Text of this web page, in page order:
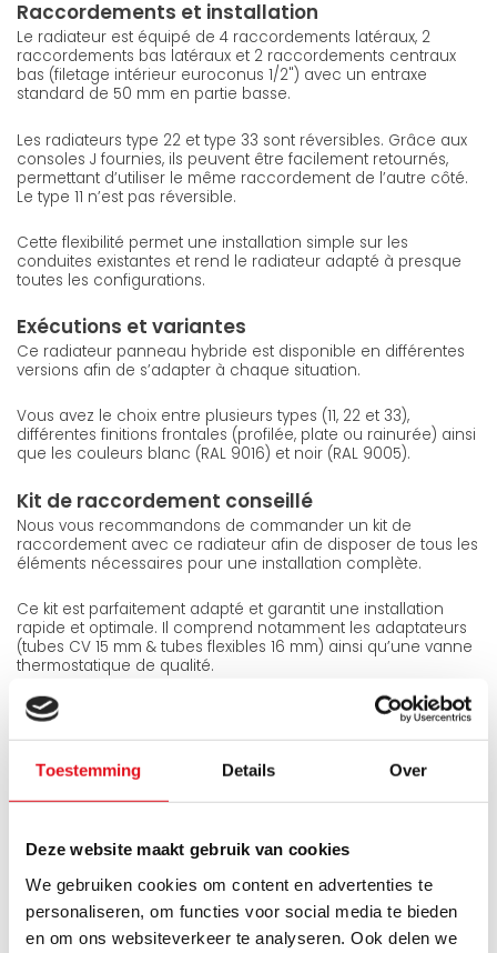
Toestemming Details Over
Deze website maakt gebruik van cookies
We gebruiken cookies om content en advertenties te
personaliseren, om functies voor social media te bieden
en om ons websiteverkeer te analyseren. Ook delen we
Raccordements et installation
Le radiateur est équipé de 4 raccordements latéraux, 2
raccordements bas latéraux et 2 raccordements centraux
bas (filetage intérieur euroconus 1/2") avec un entraxe
standard de 50 mm en partie basse.
Les radiateurs type 22 et type 33 sont réversibles. Grâce aux
consoles J fournies, ils peuvent être facilement retournés,
permettant d’utiliser le même raccordement de l’autre côté.
Le type 11 n’est pas réversible.
Cette flexibilité permet une installation simple sur les
conduites existantes et rend le radiateur adapté à presque
toutes les configurations.
Exécutions et variantes
Ce radiateur panneau hybride est disponible en différentes
versions afin de s’adapter à chaque situation.
Vous avez le choix entre plusieurs types (11, 22 et 33),
différentes finitions frontales (profilée, plate ou rainurée) ainsi
que les couleurs blanc (RAL 9016) et noir (RAL 9005).
Kit de raccordement conseillé
Nous vous recommandons de commander un kit de
raccordement avec ce radiateur afin de disposer de tous les
éléments nécessaires pour une installation complète.
Ce kit est parfaitement adapté et garantit une installation
rapide et optimale. Il comprend notamment les adaptateurs
(tubes CV 15 mm & tubes flexibles 16 mm) ainsi qu’une vanne
thermostatique de qualité.
Vous trouverez ce kit dans les produits associés.
Contenu de la livraison
Grilles latérales et supérieures pré-montées
Consoles de fixation murale
Purgeur orientable 1/2"
Garantie
Ce radiateur bénéficie d’une garantie fabricant de 10 ans.